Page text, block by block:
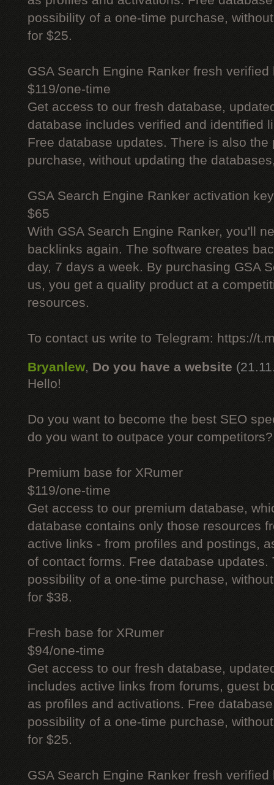
possibility of a one-time purchase,
for $25.
GSA Search Engine Ranker fresh verified
$119/one-time
Get access to our fresh database,
database includes verified and identified
Free database updates. There is also
purchase, without updating the
GSA Search Engine Ranker activation key
$65
With GSA Search Engine Ranker, you'll
backlinks again. The software creates
day, 7 days a week. By purchasing GSA
us, you get a quality product at a
resources.
To contact us write to Telegram: https://
Bryanlew, Do you have a website
Hello!
Do you want to become the best SEO
do you want to outpace your competitors?
Premium base for XRumer
$119/one-time
Get access to our premium database,
database contains only those resources
active links - from profiles and postings,
of contact forms. Free database updates.
possibility of a one-time purchase,
for $38.
Fresh base for XRumer
$94/one-time
Get access to our fresh database,
includes active links from forums, guest
as profiles and activations. Free
possibility of a one-time purchase,
for $25.
GSA Search Engine Ranker fresh verified